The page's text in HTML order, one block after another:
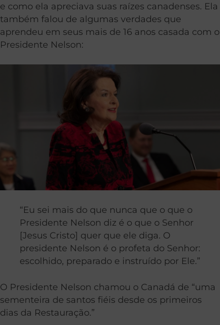
e como ela apreciava suas raízes canadenses. Ela
também falou de algumas verdades que
aprendeu em seus mais de 16 anos casada com o
Presidente Nelson:
“Eu sei mais do que nunca que o que o
Presidente Nelson diz é o que o Senhor
[Jesus Cristo] quer que ele diga. O
presidente Nelson é o profeta do Senhor:
escolhido, preparado e instruído por Ele.”
O Presidente Nelson chamou o Canadá de “uma
sementeira de santos fiéis desde os primeiros
dias da Restauração.”